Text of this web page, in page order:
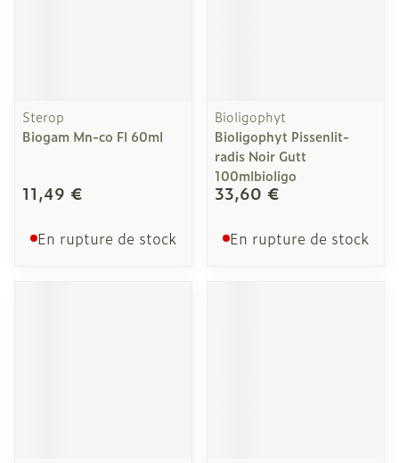
Sterop
Biogam Mn-co Fl 60ml
11,49 €
En rupture de stock
Bioligophyt
Bioligophyt Pissenlit-
radis Noir Gutt
100mlbioligo
33,60 €
En rupture de stock